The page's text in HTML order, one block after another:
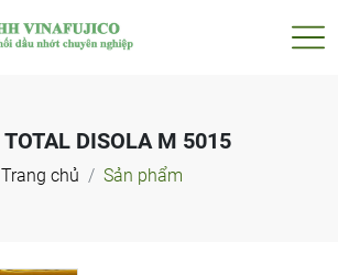
TOTAL DISOLA M 5015
Trang chủ Sản phẩm